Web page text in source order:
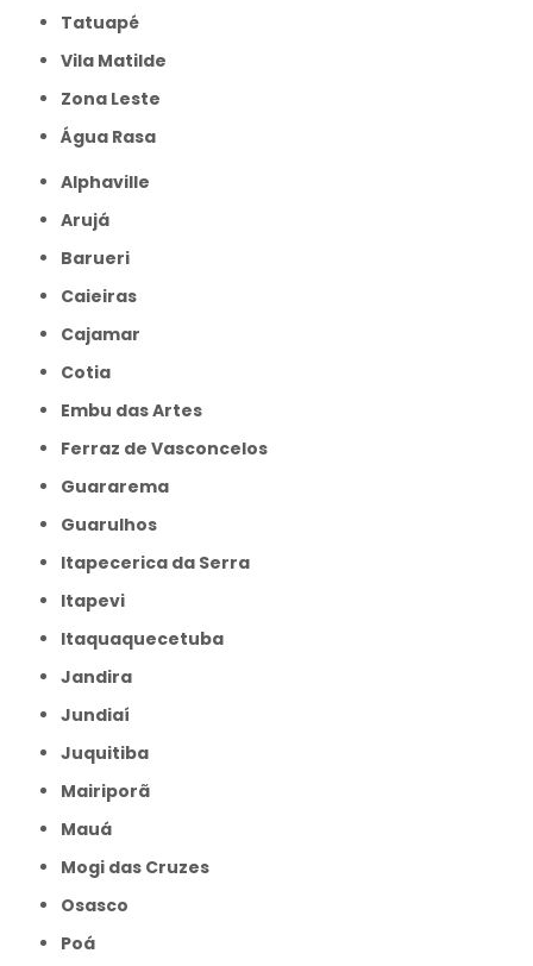
Tatuapé
Vila Matilde
Zona Leste
Água Rasa
Alphaville
Arujá
Barueri
Caieiras
Cajamar
Cotia
Embu das Artes
Ferraz de Vasconcelos
Guararema
Guarulhos
Itapecerica da Serra
Itapevi
Itaquaquecetuba
Jandira
Jundiaí
Juquitiba
Mairiporã
Mauá
Mogi das Cruzes
Osasco
Poá